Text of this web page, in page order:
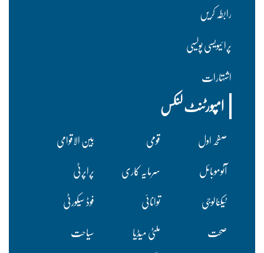
رابطہ کریں
پرا ئیویسی پولسیی
اشتہارات
امپورٹنٹ لنکس
صفحہ اول قومی
بین الاقوامی
آٹوموبائل
سرمایہ کاری
پراپرٹی
ٹیکنالوجی
توانائی
فوڈ سیکورٹی
صحت
ملٹی میڈیا
سیاحت